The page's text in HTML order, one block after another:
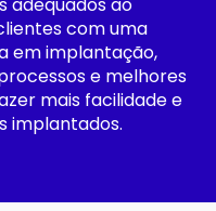
com uma
em implantação,
e melhores
mais facilidade e
implantados.